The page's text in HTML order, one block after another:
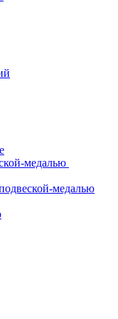
медалью
медалью